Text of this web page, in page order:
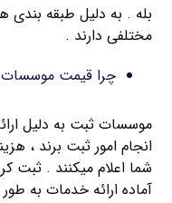
بله . به دلیل طبقه
مختلفی دارند .
چرا قیمت موسسات
موسسات ثبت به دلیل
انجام امور ثبت برند ،
شما اعلام میکنند . ثبت
آماده ارائه خدمات به